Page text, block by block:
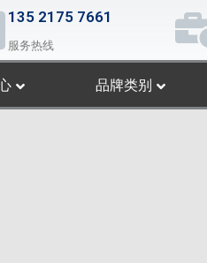
135 2175 7661
服务热线
品牌类别